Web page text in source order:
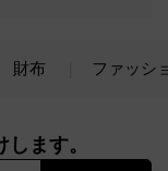
財布 ファッシ
ます。​